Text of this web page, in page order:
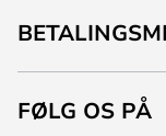
FØLG OS PÅ